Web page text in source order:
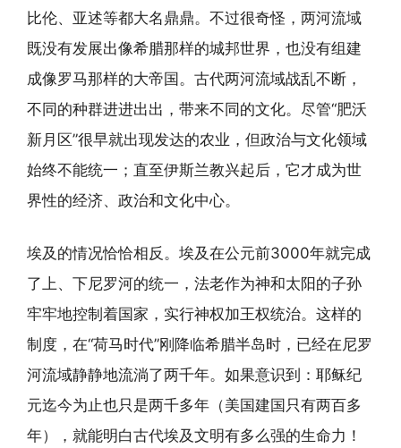
比伦、亚述等都大名鼎鼎。不过很奇怪，两河流域
既没有发展出像希腊那样的城邦世界，也没有组建
成像罗马那样的大帝国。古代两河流域战乱不断，
不同的种群进进出出，带来不同的文化。尽管“肥沃
新月区”很早就出现发达的农业，但政治与文化领域
始终不能统一；直至伊斯兰教兴起后，它才成为世
界性的经济、政治和文化中心。
埃及的情况恰恰相反。埃及在公元前3000年就完成
了上、下尼罗河的统一，法老作为神和太阳的子孙
牢牢地控制着国家，实行神权加王权统治。这样的
制度，在“荷马时代”刚降临希腊半岛时，已经在尼罗
河流域静静地流淌了两千年。如果意识到：耶稣纪
元迄今为止也只是两千多年（美国建国只有两百多
年），就能明白古代埃及文明有多么强的生命力！